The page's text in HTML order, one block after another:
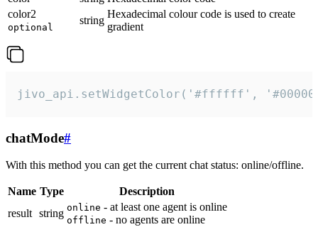
color2
optional
string
Hexadecimal colour code is used to create
gradient
jivo_api.setWidgetColor('#ffffff',
chatMode#
With this method you can get the current chat status: online/offline.
Name Type
Description
result string online - at least one agent is online
offline - no agents are online